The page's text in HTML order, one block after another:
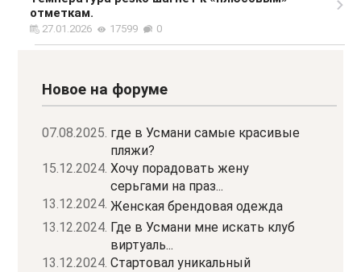
отметкам.
27.01.2026 17599 0
Новое на форуме
07.08.2025. где в Усмани самые красивые
пляжи?
15.12.2024. Хочу порадовать жену
серьгами на праз...
13.12.2024. Женская брендовая одежда
13.12.2024. Где в Усмани мне искать клуб
виртуаль...
13.12.2024. Стартовал уникальный